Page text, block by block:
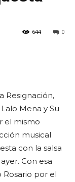
0
644
Resignación,
Mena y Su
el mismo
musical
con la salsa
Con esa
por el